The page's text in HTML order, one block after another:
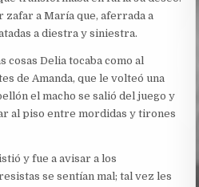
zafar a María que, aferrada a
a diestra y siniestra.
cosas Delia tocaba como al
de Amanda, que le volteó una
el macho se salió del juego y
al piso entre mordidas y tirones
y fue a avisar a los
se sentían mal; tal vez les